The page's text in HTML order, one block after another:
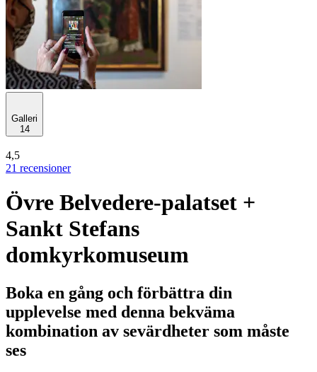
Galleri
14
4,5
21 recensioner
Övre Belvedere-palatset +
Sankt Stefans
domkyrkomuseum
Boka en gång och förbättra din
upplevelse med denna bekväma
kombination av sevärdheter som måste
ses